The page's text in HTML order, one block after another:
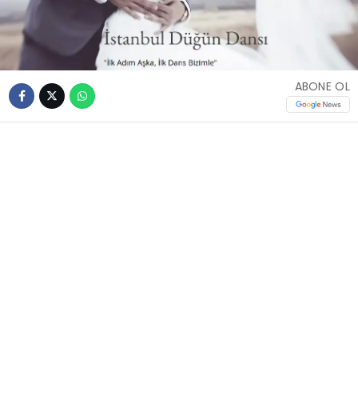
ABONE OL